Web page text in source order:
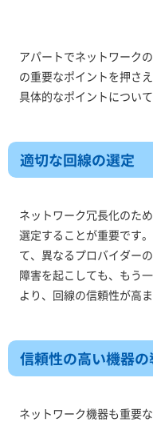
アパートでネットワーク
の重要なポイントを押さ
具体的なポイントについ
適切な回線の選定
ネットワーク冗長化のた
選定することが重要です
て、異なるプロバイダー
障害を起こしても、もう
より、回線の信頼性が高ま
信頼性の高い機器の
ネットワーク機器も重要